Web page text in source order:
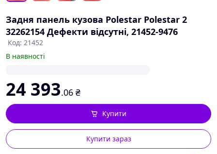
Задня панель кузова Polestar Polestar 2
32262154 Дефекти відсутні, 21452-9476
Код: 21452
В наявності
24 393.06 ₴
Купити зараз
Купити